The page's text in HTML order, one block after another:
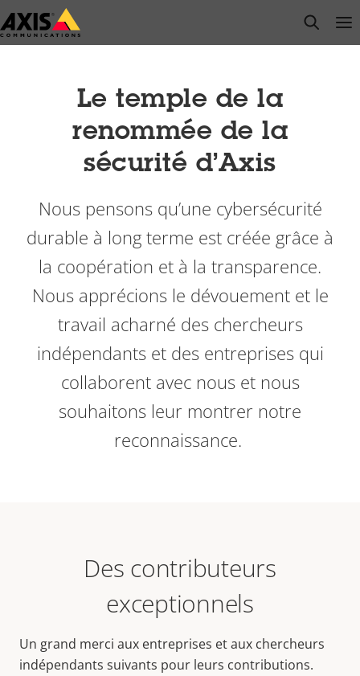
Passer
au
open
Le temple de la
renommée de la
sécurité d’Axis
Nous pensons qu’une cybersécurité
durable à long terme est créée grâce à
la coopération et à la transparence.
Nous apprécions le dévouement et le
travail acharné des chercheurs
indépendants et des entreprises qui
collaborent avec nous et nous
souhaitons leur montrer notre
reconnaissance.
Des contributeurs
exceptionnels
Un grand merci aux entreprises et aux chercheurs
indépendants suivants pour leurs contributions.